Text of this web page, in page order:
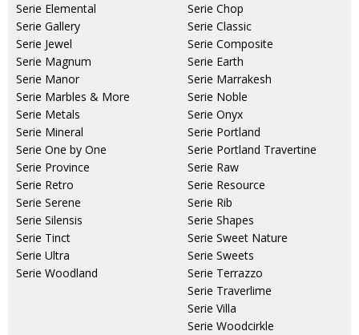
Serie Elemental
Serie Gallery
Serie Jewel
Serie Magnum
Serie Manor
Serie Marbles & More
Serie Metals
Serie Mineral
Serie One by One
Serie Province
Serie Retro
Serie Serene
Serie Silensis
Serie Tinct
Serie Ultra
Serie Woodland
Serie Chop
Serie Classic
Serie Composite
Serie Earth
Serie Marrakesh
Serie Noble
Serie Onyx
Serie Portland
Serie Portland Travertine
Serie Raw
Serie Resource
Serie Rib
Serie Shapes
Serie Sweet Nature
Serie Sweets
Serie Terrazzo
Serie Traverlime
Serie Villa
Serie Woodcirkle